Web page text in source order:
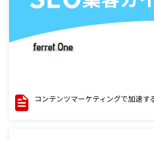
コンテンツマーケティングで加速す